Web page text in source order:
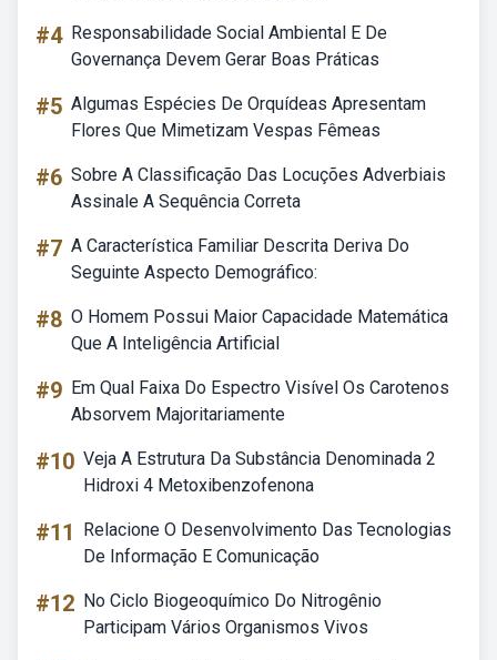
#4 Responsabilidade Social Ambiental E De
Governança Devem Gerar Boas Práticas
#5 Algumas Espécies De Orquídeas Apresentam
Flores Que Mimetizam Vespas Fêmeas
#6 Sobre A Classificação Das Locuções Adverbiais
Assinale A Sequência Correta
#7 A Característica Familiar Descrita Deriva Do
Seguinte Aspecto Demográfico:
#8 O Homem Possui Maior Capacidade Matemática
Que A Inteligência Artificial
#9 Em Qual Faixa Do Espectro Visível Os Carotenos
Absorvem Majoritariamente
#10 Veja A Estrutura Da Substância Denominada 2
Hidroxi 4 Metoxibenzofenona
#11
Relacione O Desenvolvimento Das Tecnologias
De Informação E Comunicação
#12 No Ciclo Biogeoquímico Do Nitrogênio
Participam Vários Organismos Vivos